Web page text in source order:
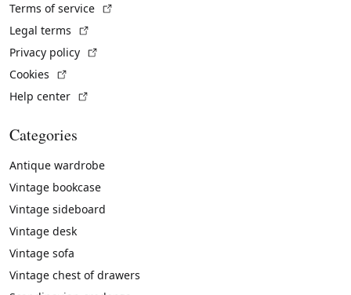
Terms of service
Legal terms
Privacy policy
Cookies
Help center
Categories
Antique wardrobe
Vintage bookcase
Vintage sideboard
Vintage desk
Vintage sofa
Vintage chest of drawers